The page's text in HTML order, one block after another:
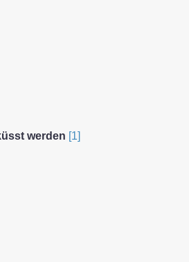
werden [1]